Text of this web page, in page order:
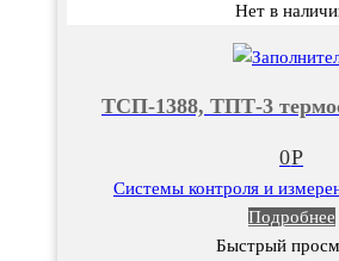
Нет в
ТСП-1388, ТПТ-3
0Р
Системы контроля и
Подробнее
Быстрый